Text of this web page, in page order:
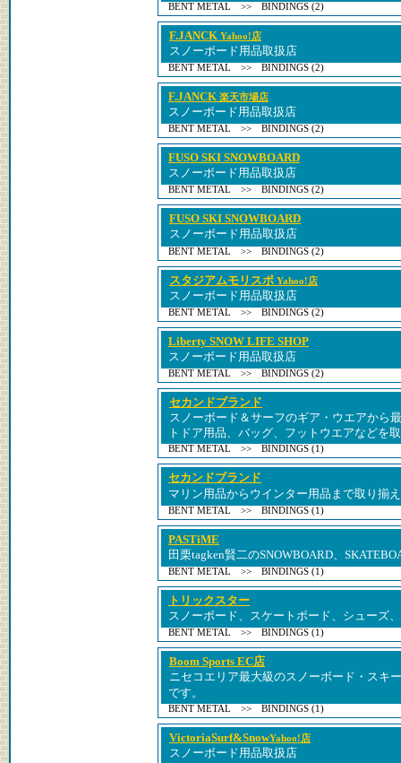
BENT METAL >> BINDINGS (2)
F.JANCK Yahoo!店
スノーボード用品取扱店
BENT METAL >> BINDINGS (2)
F.JANCK 楽天市場店
スノーボード用品取扱店
BENT METAL >> BINDINGS (2)
FUSO SKI SNOWBOARD
スノーボード用品取扱店
BENT METAL >> BINDINGS (2)
FUSO SKI SNOWBOARD
スノーボード用品取扱店
BENT METAL >> BINDINGS (2)
スタジアムモリスポ Yahoo!店
スノーボード用品取扱店
BENT METAL >> BINDINGS (2)
Liberty SNOW LIFE SHOP
スノーボード用品取扱店
BENT METAL >> BINDINGS (2)
セカンドブランド
スノーボード＆サーフのギア・ウエアから
トドア用品、バッグ、フットウエアなどを
BENT METAL >> BINDINGS (1)
セカンドブランド
マリン用品からウインター用品まで取り揃
BENT METAL >> BINDINGS (1)
PASTiME
田栗tagken賢二のSNOWBOARD、
BENT METAL >> BINDINGS (1)
トリックスター
スノーボード、スケートボード、シューズ
BENT METAL >> BINDINGS (1)
Boom Sports EC店
ニセコエリア最大級のスノーボード・スキ
です。
BENT METAL >> BINDINGS (1)
VictoriaSurf&SnowYahoo!店
スノーボード用品取扱店